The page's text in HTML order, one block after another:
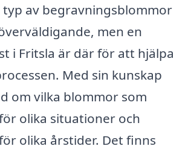
av begravningsblommor
men en
i Fritsla är där för att hjälpa
Med sin kunskap
om vilka blommor som
olika situationer och
olika årstider. Det finns